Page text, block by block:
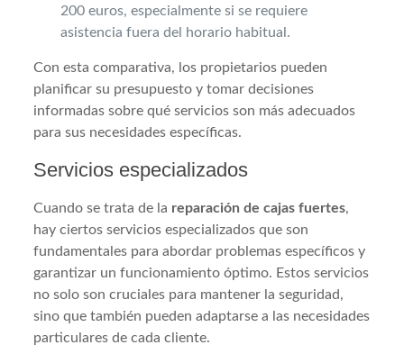
200 euros, especialmente si se requiere
asistencia fuera del horario habitual.
Con esta comparativa, los propietarios pueden
planificar su presupuesto y tomar decisiones
informadas sobre qué servicios son más adecuados
para sus necesidades específicas.
Servicios especializados
Cuando se trata de la reparación de cajas fuertes,
hay ciertos servicios especializados que son
fundamentales para abordar problemas específicos y
garantizar un funcionamiento óptimo. Estos servicios
no solo son cruciales para mantener la seguridad,
sino que también pueden adaptarse a las necesidades
particulares de cada cliente.